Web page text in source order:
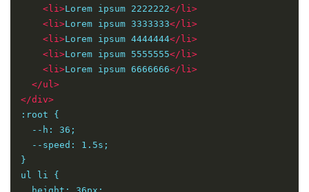
<li>Lorem ipsum 2222222</li>
<li>Lorem ipsum 3333333</li>
<li>Lorem ipsum 4444444</li>
<li>Lorem ipsum 5555555</li>
<li>Lorem ipsum 6666666</li>
</ul>
</div>
:root {
  --h: 36;
  --speed: 1.5s;
}
ul li {